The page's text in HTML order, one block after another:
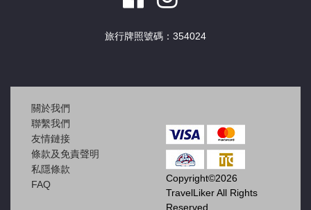
旅行牌照號碼：354024
關於我們
聯繫我們
友情鏈接
條款及免責聲明
私隱條款
FAQ
Copyright©2026
TravelLiker All Rights
Reserved.